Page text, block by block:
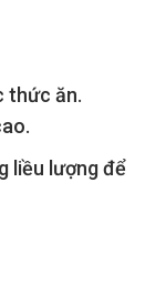
thức ăn.
liều lượng để